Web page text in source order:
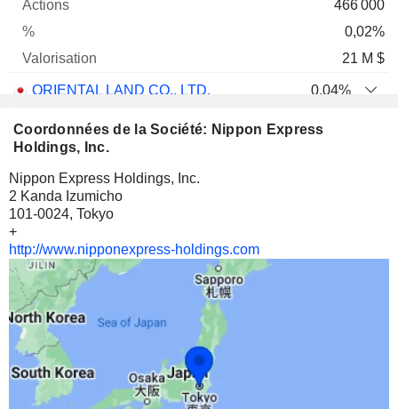
466 000
0,02%
21 M $
ORIENTAL LAND CO., LTD.
0,04%
SEINO HOLDINGS CO., LTD.
0,46%
ANA HOLDINGS INC.
Coordonnées de la Société: Nippon Express
Holdings, Inc.
Nippon Express Holdings, Inc.
2 Kanda Izumicho
101-0024, Tokyo
+
http://www.nipponexpress-holdings.com